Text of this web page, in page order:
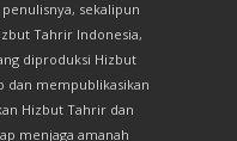
sekalipun
Tahrir Indonesia,
diproduksi Hizbut
dan mempublikasikan
Hizbut Tahrir dan
menjaga amanah